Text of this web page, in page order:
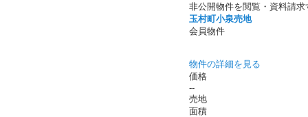
非公開物件を閲覧・資料請
玉村町小泉売地
会員物件
物件の詳細を見る
価格
--
売地
面積